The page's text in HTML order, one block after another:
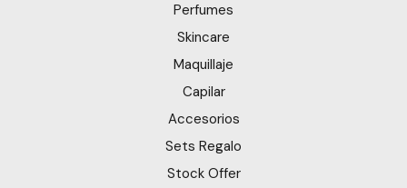
Perfumes
Skincare
Maquillaje
Capilar
Accesorios
Sets Regalo
Stock Offer